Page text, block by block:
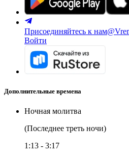
Присоединяйтесь к нам
Войти
Дополнительные времена
Ночная молитва
(Последнее треть ночи)
1:13 - 3:17